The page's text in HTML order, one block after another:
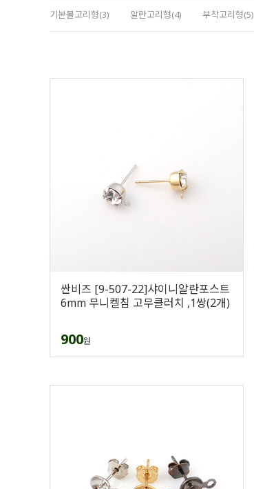
기본볼고리형(3) 알란고리형(4) 부착고리형(5)
싼비즈 [9-507-22]샤이니알란포스트
6mm 무니켈침 고무클러치 ,1쌍(2개)
900원